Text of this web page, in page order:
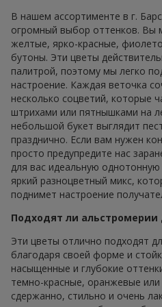
В нашем ассортименте в г.
огромный выбор оттенков. Вы
желтые, ярко-красные,
бутоны. Эти цветы
палитрой, поэтому мы легко
настроение. Каждая веточка
несколько соцветий, которые
штрихами или пятнышками на
небольшой букет выглядит
празднично. Если вам нужен
просто предупредите нас
для вас идеальную
яркий разноцветный микс,
поднимет настроение
Подходят ли альстромерии
Эти цветы отлично подходят
благодаря своей форме и
насыщенные и глубокие
темно-красные, оранжевые
сдержанно, стильно и очень